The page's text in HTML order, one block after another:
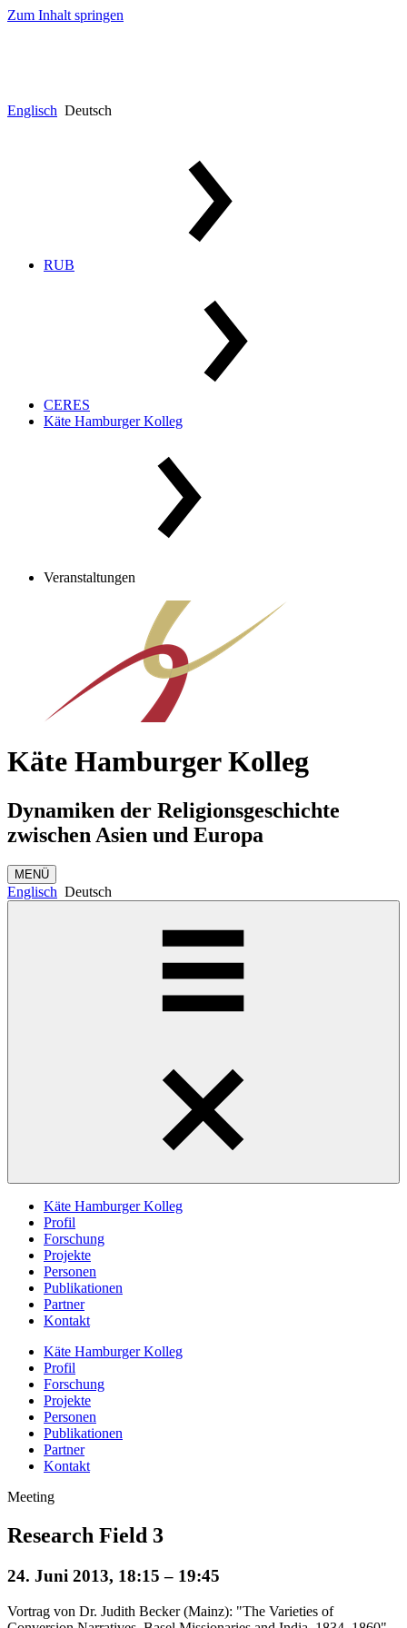
Zum Inhalt springen
Englisch Deutsch
RUB
CERES
Käte Hamburger Kolleg
Veranstaltungen
Käte Hamburger Kolleg
Dynamiken der Religionsgeschichte
zwischen Asien und Europa
MENÜ
Englisch Deutsch
Käte Hamburger Kolleg
Profil
Forschung
Projekte
Personen
Publikationen
Partner
Kontakt
Käte Hamburger Kolleg
Profil
Forschung
Projekte
Personen
Publikationen
Partner
Kontakt
Meeting
Research Field 3
24. Juni 2013, 18:15 – 19:45
Vortrag von Dr. Judith Becker (Mainz): "The Varieties of